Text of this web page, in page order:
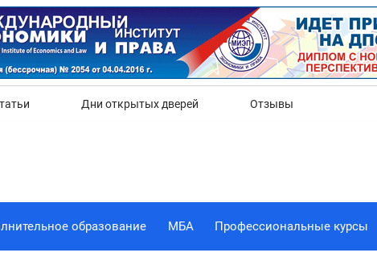
Дни открытых дверей Отзывы
образование МБА Профессиональные курсы
Нет